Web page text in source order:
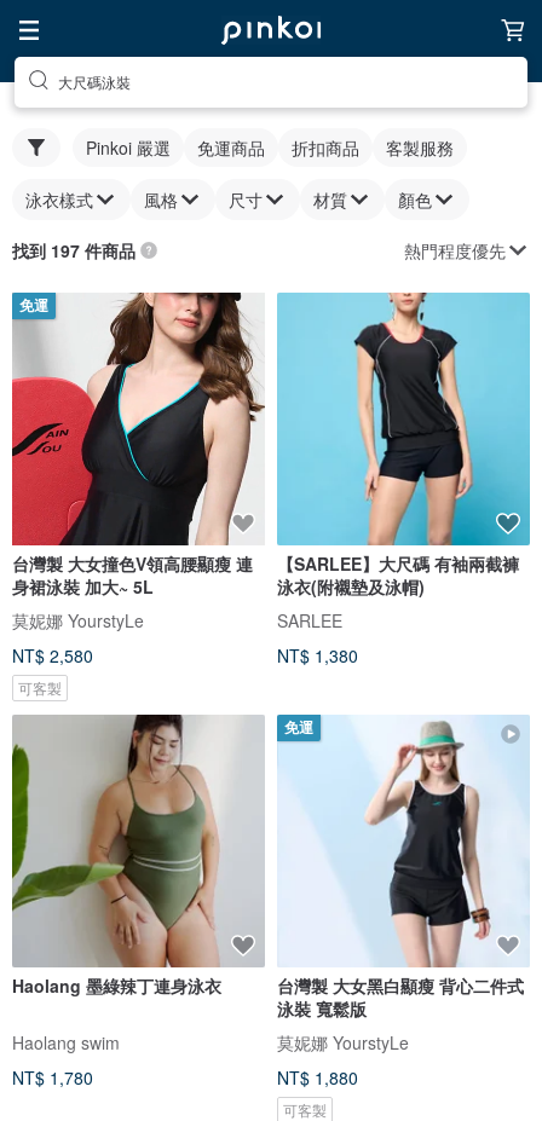
大尺碼泳裝
Pinkoi 嚴選 免運商品 折扣商品 客製服務
泳衣樣式 風格 尺寸 材質 顏色
找到 197 件商品 熱門程度優先
免運
台灣製 大女撞色V領高腰顯瘦 連
身裙泳裝 加大~ 5L
莫妮娜 YourstyLe
NT$ 2,580
可客製
【SARLEE】大尺碼 有袖兩截褲
泳衣(附襯墊及泳帽)
SARLEE
NT$ 1,380
Haolang 墨綠辣丁連身泳衣
Haolang swim
NT$ 1,780
免運
台灣製 大女黑白顯瘦 背心二件式
泳裝 寬鬆版
莫妮娜 YourstyLe
NT$ 1,880
可客製